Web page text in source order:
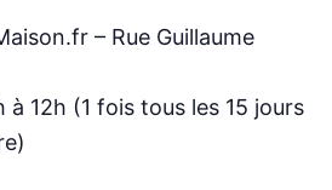
– Rue Guillaume
à 12h (1 fois tous les 15 jours